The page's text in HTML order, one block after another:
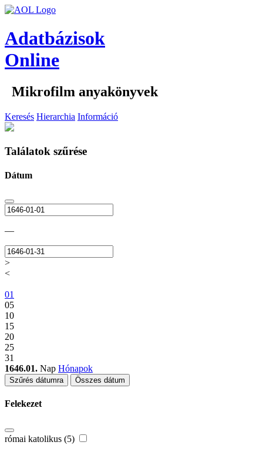
Adatbázisok
Online
Mikrofilm anyakönyvek
Keresés Hierarchia Információ
Találatok szűrése
Dátum
—
>
<
01
05
10
15
20
25
31
1646.01. Nap Hónapok
Szűrés dátumra Összes dátum
Felekezet
római katolikus (5)